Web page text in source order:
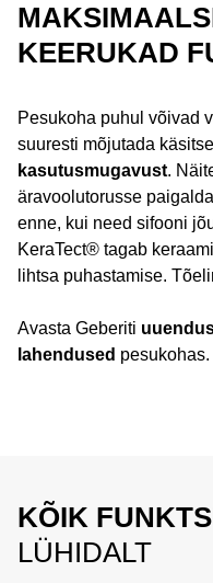
KEERUKAD
Pesukoha puhul võivad
suuresti mõjutada
kasutusmugavust.
äravoolutorusse
enne, kui need sifooni
KeraTect® tagab
lihtsa puhastamise.
Avasta Geberiti
lahendused pesukohas.
KÕIK
LÜHIDALT